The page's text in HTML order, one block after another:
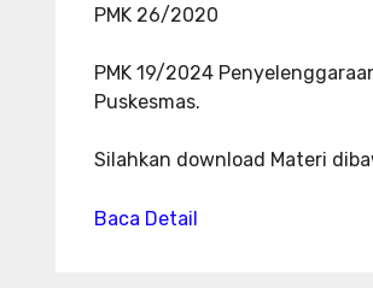
PMK 26/2020
PMK 19/2024
Puskesmas.
Silahkan download Materi
Baca Detail